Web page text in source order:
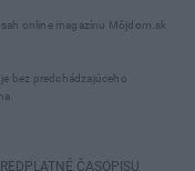
online magazínu Môjdom.sk
bez predchádzajúceho
ČASOPISU